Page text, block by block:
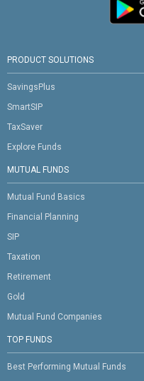
PRODUCT SOLUTIONS
SavingsPlus
SmartSIP
TaxSaver
Explore Funds
MUTUAL FUNDS
Mutual Fund Basics
Financial Planning
SIP
Taxation
Retirement
Gold
Mutual Fund Companies
TOP FUNDS
Best Performing Mutual Funds